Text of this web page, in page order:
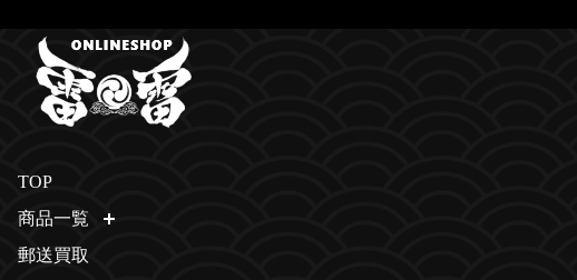
TOP
商品一覧
郵送買取